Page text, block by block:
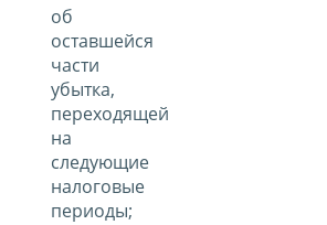
об
оставшейся
части
убытка,
переходящей
на
следующие
налоговые
периоды;